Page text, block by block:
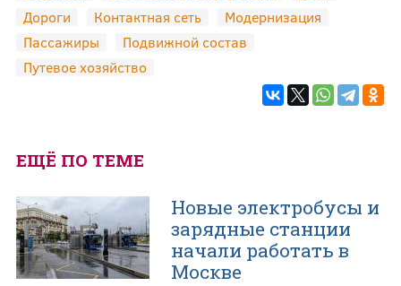
Дороги
Контактная сеть
Модернизация
Пассажиры
Подвижной состав
Путевое хозяйство
ЕЩЁ ПО ТЕМЕ
Новые электробусы и
зарядные станции
начали работать в
Москве